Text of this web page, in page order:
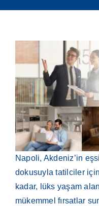
Napoli, Akdeniz’in
dokusuyla tatilciler
kadar, lüks yaşam
mükemmel fırsatlar